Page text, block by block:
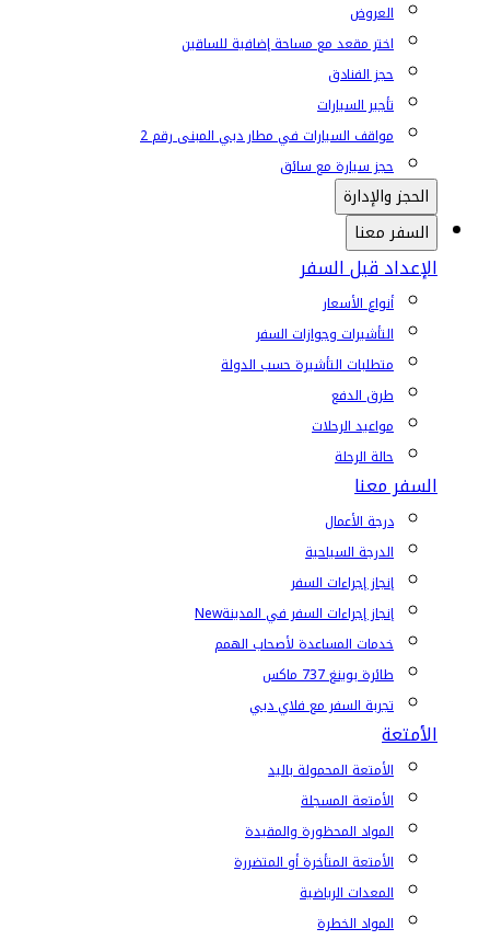
العروض
اختر مقعد مع مساحة إضافية للساقين
حجز الفنادق
تأجير السيارات
مواقف السيارات في مطار دبي المبنى رقم 2
حجز سيارة مع سائق
الحجز والإدارة
السفر معنا
الإعداد قبل السفر
أنواع الأسعار
التأشيرات وجوازات السفر
متطلبات التأشيرة حسب الدولة
طرق الدفع
مواعيد الرحلات
حالة الرحلة
السفر معنا
درجة الأعمال
الدرجة السياحية
إنجاز إجراءات السفر
إنجاز إجراءات السفر في المدينةNew
خدمات المساعدة لأصحاب الهمم
طائرة بوينغ 737 ماكس
تجربة السفر مع فلاي دبي
الأمتعة
الأمتعة المحمولة باليد
الأمتعة المسجلة
المواد المحظورة والمقيدة
الأمتعة المتأخرة أو المتضررة
المعدات الرياضية
المواد الخطرة